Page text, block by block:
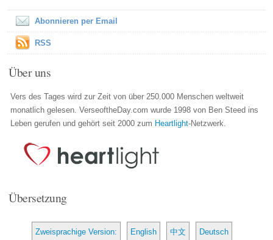
Abonnieren per Email
RSS
Über uns
Vers des Tages wird zur Zeit von über 250.000 Menschen weltweit
monatlich gelesen. VerseoftheDay.com wurde 1998 von Ben Steed ins
Leben gerufen und gehört seit 2000 zum Heartlight-Netzwerk.
Übersetzung
Zweisprachige Version:
English 中文 Deutsch